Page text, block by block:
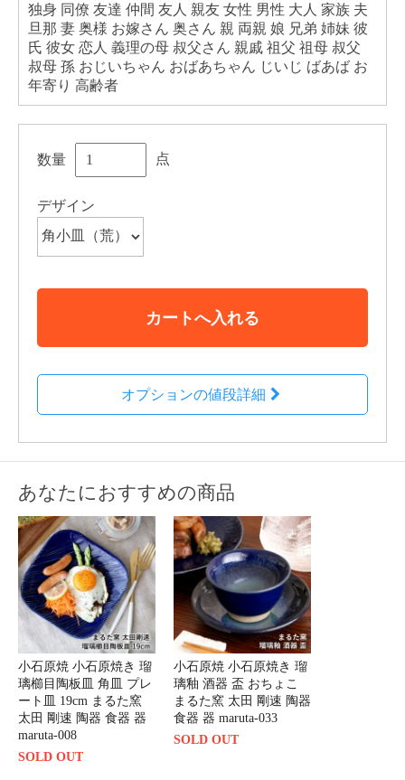
独身 同僚 友達 仲間 友人 親友 女性 男性 大人 家族 夫
旦那 妻 奥様 お嫁さん 奥さん 親 両親 娘 兄弟 姉妹 彼
氏 彼女 恋人 義理の母 叔父さん 親戚 祖父 祖母 叔父
叔母 孫 おじいちゃん おばあちゃん じいじ ばあば お
年寄り 高齢者
数量 点
デザイン
カートへ入れる
オプションの値段詳細
あなたにおすすめの商品
小石原焼 小石原焼き 瑠
璃櫛目陶板皿 角皿 プレ
ート皿 19cm まるた窯
太田 剛速 陶器 食器 器
maruta-008
SOLD OUT
小石原焼 小石原焼き 瑠
璃釉 酒器 盃 おちょこ
まるた窯 太田 剛速 陶器
食器 器 maruta-033
SOLD OUT